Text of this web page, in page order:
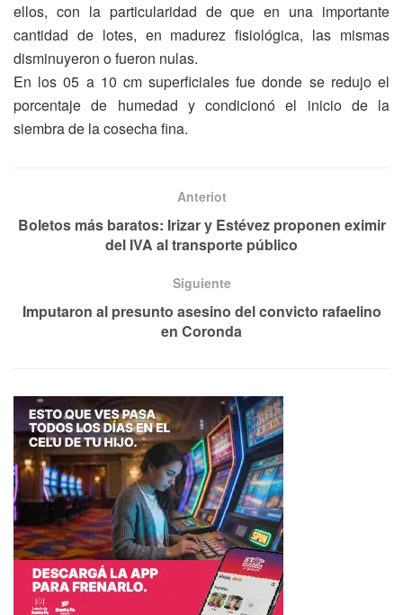
ellos, con la particularidad de que en una importante
cantidad de lotes, en madurez fisiológica, las mismas
disminuyeron o fueron nulas.
En los 05 a 10 cm superficiales fue donde se redujo el
porcentaje de humedad y condicionó el inicio de la
siembra de la cosecha fina.
Anteriot
Boletos más baratos: Irizar y Estévez proponen eximir
del IVA al transporte público
Siguiente
Imputaron al presunto asesino del convicto rafaelino
en Coronda